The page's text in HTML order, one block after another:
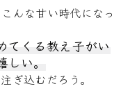
んな甘い時代になっ
てくる教え子がい
い。
ぎ込むだろう。